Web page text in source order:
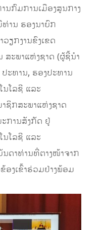
ກົມການເມືອງສູນກາງ
ານ ຮອງນາຍົກ
ຽກງານຂົງເຂດ
ສະພາແຫ່ງຊາດ (ຜູ້ຊີ້ນຳ
ະທານ, ຮອງປະທານ
ນໂລຊີ ແລະ
ຊິກສະພາແຫ່ງຊາດ
ການສັງກັດ ຢູ່
ນໂລຊີ ແລະ
ດາທ່ານທີ່ຕາງໜ້າຈາກ
ງເຂົ້າຮ່ວມຢ່າງພ້ອມ